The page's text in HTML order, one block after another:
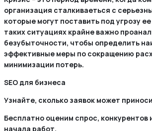
организация сталкиваеться с
которые могут поставить под угрозу
таких ситуациях крайне важно
безубыточности, чтобы определить
эффективные меры по сокращению
минимизации потерь.
SEO для бизнеса
Узнайте, сколько заявок может
Бесплатно оценим спрос, конкурентов
начала работ.